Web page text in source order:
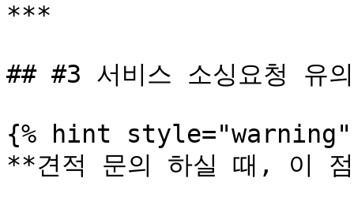
***
## #3 서비스 소싱요청 유
{% hint style="warning"
**견적 문의 하실 때, 이